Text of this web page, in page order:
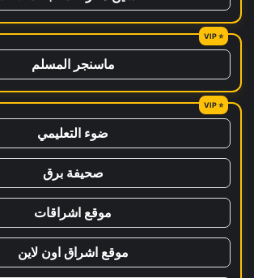
ماسنجر المسلم
ضوء التعليمي
صحيفة برق
موقع اشراقات
موقع اشراق اون لاين